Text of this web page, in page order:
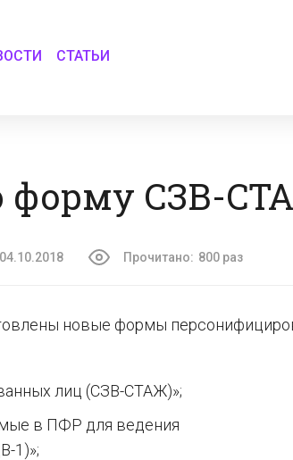
СТАТЬИ
форму СЗВ-
Прочитано: 800 раз
новые формы
лиц (СЗВ-СТАЖ)»;
в ПФР для ведения
1)»;